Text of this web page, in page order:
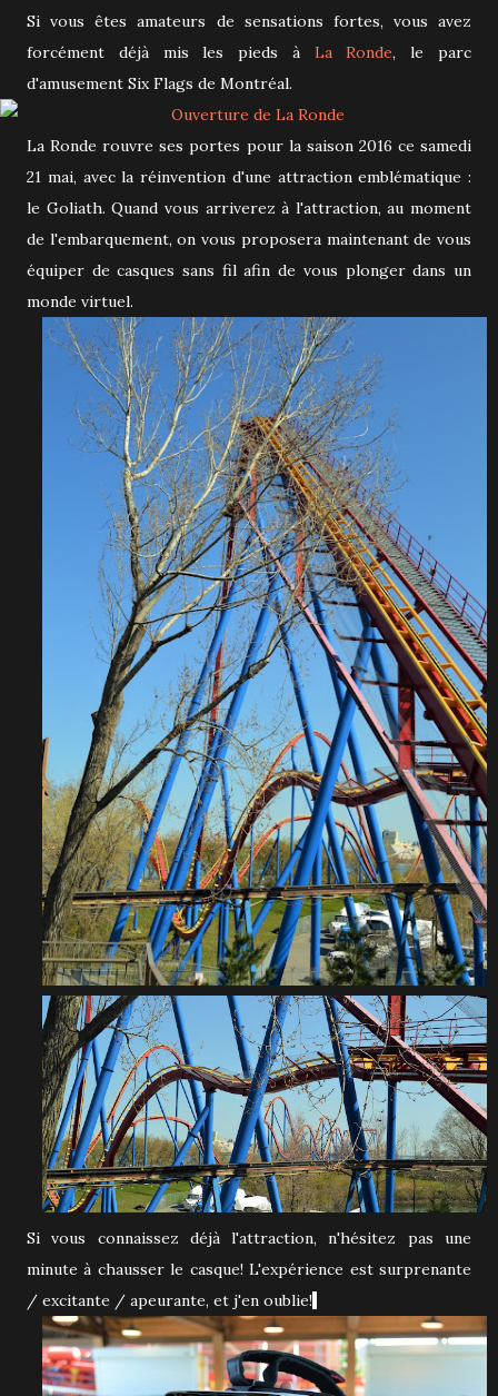
Si vous êtes amateurs de sensations fortes, vous avez
forcément déjà mis les pieds à La Ronde, le parc
d'amusement Six Flags de Montréal.
La Ronde rouvre ses portes pour la saison 2016 ce samedi
21 mai, avec la réinvention d'une attraction emblématique :
le Goliath. Quand vous arriverez à l'attraction, au moment
de l'embarquement, on vous proposera maintenant de vous
équiper de casques sans fil afin de vous plonger dans un
monde virtuel.
Si vous connaissez déjà l'attraction, n'hésitez pas une
minute à chausser le casque! L'expérience est surprenante
/ excitante / apeurante, et j'en oublie!